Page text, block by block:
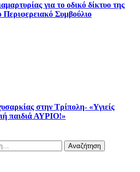
για το οδικό δίκτυο της
Συμβούλιο
στην Τρίπολη- «Υγιείς
παιδιά ΑΥΡΙΟ!»